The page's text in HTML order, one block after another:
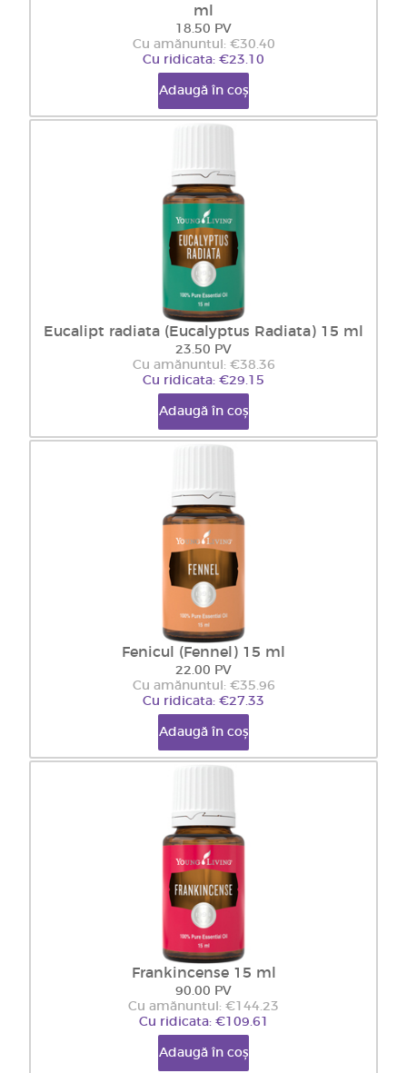
ml
18.50 PV
Cu amănuntul: €30.40
Cu ridicata: €23.10
Adaugă în coș
Eucalipt radiata (Eucalyptus Radiata) 15 ml
23.50 PV
Cu amănuntul: €38.36
Cu ridicata: €29.15
Adaugă în coș
Fenicul (Fennel) 15 ml
22.00 PV
Cu amănuntul: €35.96
Cu ridicata: €27.33
Adaugă în coș
Frankincense 15 ml
90.00 PV
Cu amănuntul: €144.23
Cu ridicata: €109.61
Adaugă în coș